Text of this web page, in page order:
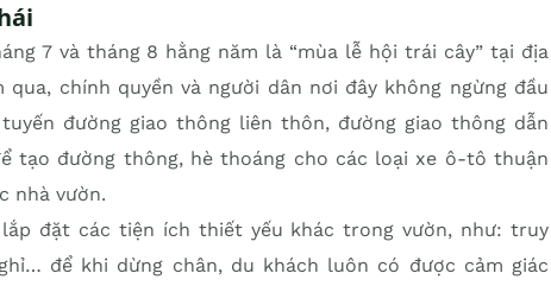
7 và tháng 8 hằng năm là “mùa lễ hội trái cây” tại địa
qua, chính quyền và người dân nơi đây không ngừng đầu
đường giao thông liên thôn, đường giao thông dẫn
tạo đường thông, hè thoáng cho các loại xe ô-tô thuận
nhà vườn.
đặt các tiện ích thiết yếu khác trong vườn, như: truy
để khi dừng chân, du khách luôn có được cảm giác